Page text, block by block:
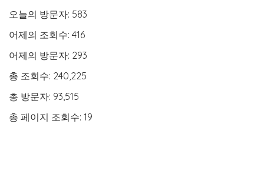
오늘의 방문자: 583
어제의 조회수: 416
어제의 방문자: 293
총 조회수: 240,225
총 방문자: 93,515
총 페이지 조회수: 19